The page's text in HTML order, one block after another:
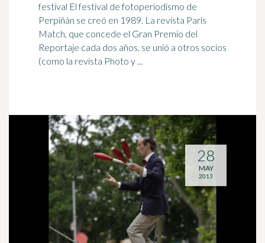
festival El festival de fotoperiodismo de
Perpiñán se creó en 1989. La revista Paris
Match, que concede el Gran Premio del
Reportaje cada dos años, se unió a otros socios
(como la revista Photo y ...
28
MAY
2013